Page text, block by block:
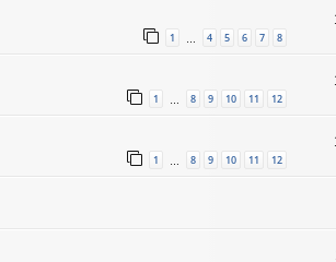
1 … 4 5 6 7 8
1 … 8 9 10 11 12
1 … 8 9 10 11 12